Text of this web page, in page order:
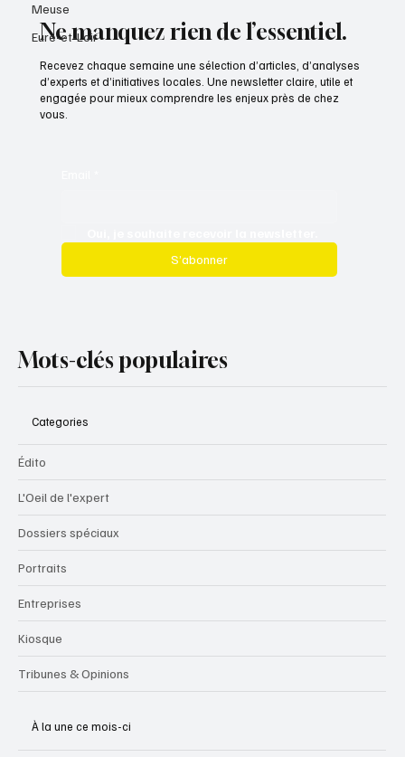
Meuse
Eure-et-Loir
Ne manquez rien de l’essentiel.
Recevez chaque semaine une sélection d’articles, d’analyses
d’experts et d’initiatives locales. Une newsletter claire, utile et
engagée pour mieux comprendre les enjeux près de chez
vous.
S’abonner
Mots-clés populaires
Categories
Édito
L'Oeil de l'expert
Dossiers spéciaux
Portraits
Entreprises
Kiosque
Tribunes & Opinions
À la une ce mois-ci